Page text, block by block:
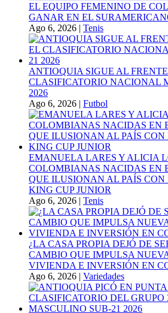
EL EQUIPO FEMENINO DE
GANAR EN EL
Ago 6, 2026 | Tenis
ANTIOQUIA SIGUE AL
CLASIFICATORIO NACIONAL
2026
Ago 6, 2026 | Futbol
EMANUELA LARES Y ALICIA
COLOMBIANAS NACIDAS EN
QUE ILUSIONAN AL PAÍS
KING CUP JUNIOR
Ago 6, 2026 | Tenis
¿LA CASA PROPIA DEJÓ DE
CAMBIO QUE IMPULSA
VIVIENDA E INVERSIÓN EN
Ago 6, 2026 | Variedades